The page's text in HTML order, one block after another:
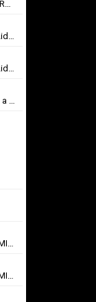
Fotbalové přestupy ONLINE: hvězdný Rodri na odchodu ze City. Do Realu ale nejspíš nejde
Nebezpečný nález na pláži v Polsku. Lidé museli rychle utíkat pryč
Nebezpečný nález na pláži v Polsku. Lidé museli rychle utíkat pryč
Popravil rodiče i bratra, žil s mrtvolami a zahlazoval stopy. Dostal doživotí
Dražba hráčských dresů SILESIAN FAMILY - #25 Robert SADOWSKI
Dražba hráčských dresů SILESIAN FAMILY - #22